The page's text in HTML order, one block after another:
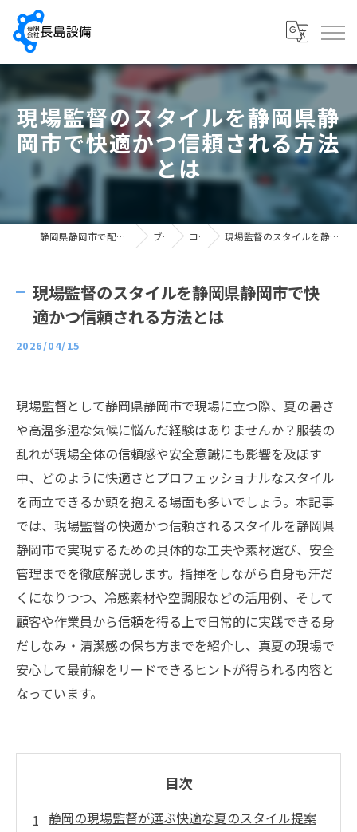
現場監督のスタイルを静岡県静
岡市で快適かつ信頼される方法
とは
静岡県静岡市で配管工の求人なら有限会社長島設備 ブログ コラム 現場監督のスタイルを静岡県静岡市で快適かつ信頼される方法とは
現場監督のスタイルを静岡県静岡市で快
適かつ信頼される方法とは
2026/04/15
現場監督として静岡県静岡市で現場に立つ際、夏の暑さ
や高温多湿な気候に悩んだ経験はありませんか？服装の
乱れが現場全体の信頼感や安全意識にも影響を及ぼす
中、どのように快適さとプロフェッショナルなスタイル
を両立できるか頭を抱える場面も多いでしょう。本記事
では、現場監督の快適かつ信頼されるスタイルを静岡県
静岡市で実現するための具体的な工夫や素材選び、安全
管理までを徹底解説します。指揮をしながら自身も汗だ
くになりつつ、冷感素材や空調服などの活用例、そして
顧客や作業員から信頼を得る上で日常的に実践できる身
だしなみ・清潔感の保ち方までを紹介し、真夏の現場で
安心して最前線をリードできるヒントが得られる内容と
なっています。
目次
静岡の現場監督が選ぶ快適な夏のスタイル提案